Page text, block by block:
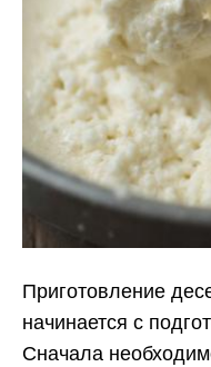
Приготовление
начинается с
Сначала